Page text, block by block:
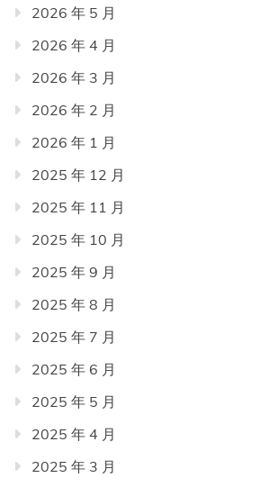
2026 年 5 月
2026 年 4 月
2026 年 3 月
2026 年 2 月
2026 年 1 月
2025 年 12 月
2025 年 11 月
2025 年 10 月
2025 年 9 月
2025 年 8 月
2025 年 7 月
2025 年 6 月
2025 年 5 月
2025 年 4 月
2025 年 3 月